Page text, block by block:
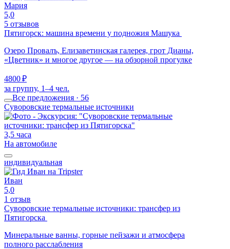
Мария
5,0
5 отзывов
Пятигорск: машина времени у подножия Машука
Озеро Провалъ, Елизаветинская галерея, грот Дианы,
«Цветник» и многое другое — на обзорной прогулке
4800 ₽
за группу, 1–4 чел.
Все предложения · 56
Суворовские термальные источники
3,5 часа
На автомобиле
индивидуальная
Иван
5,0
1 отзыв
Суворовские термальные источники: трансфер из
Пятигорска
Минеральные ванны, горные пейзажи и атмосфера
полного расслабления